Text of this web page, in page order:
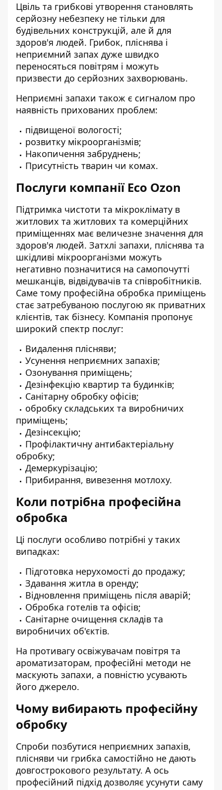
Цвіль та грибкові утворення становлять
серйозну небезпеку не тільки для
будівельних конструкцій, але й для
здоров'я людей. Грибок, пліснява і
неприємний запах дуже швидко
переносяться повітрям і можуть
призвести до серйозних захворювань.
Неприємні запахи також є сигналом про
наявність прихованих проблем:
підвищеної вологості;
розвитку мікроорганізмів;
Накопичення забруднень;
Присутність тварин чи комах.
Послуги компанії Eco Ozon
Підтримка чистоти та мікроклімату в
житлових та житлових та комерційних
приміщеннях має величезне значення для
здоров'я людей. Затхлі запахи, пліснява та
шкідливі мікроорганізми можуть
негативно позначитися на самопочутті
мешканців, відвідувачів та співробітників.
Саме тому професійна обробка приміщень
стає затребуваною послугою як приватних
клієнтів, так бізнесу. Компанія пропонує
широкий спектр послуг:
Видалення плісняви;
Усунення неприємних запахів;
Озонування приміщень;
Дезінфекцію квартир та будинків;
Санітарну обробку офісів;
обробку складських та виробничих
приміщень;
Дезінсекцію;
Профілактичну антибактеріальну
обробку;
Демеркурізацію;
Прибирання, вивезення мотлоху.
Коли потрібна професійна
обробка
Ці послуги особливо потрібні у таких
випадках:
Підготовка нерухомості до продажу;
Здавання житла в оренду;
Відновлення приміщень після аварій;
Обробка готелів та офісів;
Санітарне очищення складів та
виробничих об'єктів.
На противагу освіжувачам повітря та
ароматизаторам, професійні методи не
маскують запахи, а повністю усувають
його джерело.
Чому вибирають професійну
обробку
Спроби позбутися неприємних запахів,
плісняви ​​чи грибка самостійно не дають
довгострокового результату. А ось
професійний підхід дозволяє усунути саму